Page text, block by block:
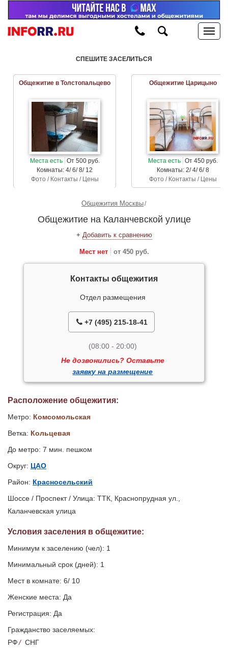
СПЕШИТЕ ЗАСЕЛИТЬСЯ
Общежитие в Толстопальцево
Места есть От 500 руб.
Комнаты: 4/ 6/ 8/ 12
Фото / Контакты / Цены
Общежитие Царицыно
Места есть От 450 руб.
Комнаты: 2/ 4/ 6/ 8
Фото / Контакты / Цены
Общежития Москвы
Общежитие на Каланчевской улице
+ Добавить к сравнению
Мест нет от 450 руб.
Контакты общежития
Отдел размещения
+7 (495) 215-18-41
(08:00 - 20:00)
Не дозвонились? Оставьте
заявку на размещение
Расположение общежития:
Метро: Комсомольская
Ветка: Кольцевая
До метро: 7 мин. пешком
Округ: ЦАО
Район: Красносельский
Шоссе / Проспект / Улица: ТТК, Краснопрудная ул.,
Каланчевская улица
Условия заселения в общежитие:
Минимум к заселению (чел): 1
Минимальный срок (дней): 1
Мест в комнате: 6/ 10
Женские места: Да
Регистрация: Да
Гражданство заселяемых:
РФ/ СНГ